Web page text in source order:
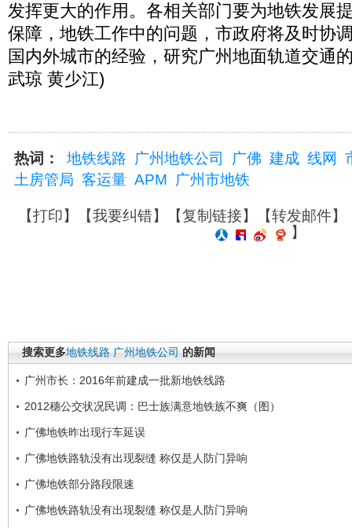
发挥更大的作用。各相关部门要为地铁发展
保障，地铁工作中的问题，市政府将及时协
国内外城市的经验，研究广州地面轨道交通
武琼 黄少江)
热词： 地铁线路 广州地铁公司 广佛 建成 线网
土房管局 客运量 APM 广州市地铁
【打印】【我要纠错】【复制链接】【转发邮件】
】
搜索更多地铁线路 广州地铁公司 的新闻
广州市长：2016年前建成一批新地铁线路
2012穗公交状况民调：巴士族满意地铁族不爽（图）
广佛地铁昨出现行车延误
广佛地铁路轨没有出现裂缝 称仅是人防门异响
广佛地铁部分路段限速
广佛地铁路轨没有出现裂缝 称仅是人防门异响